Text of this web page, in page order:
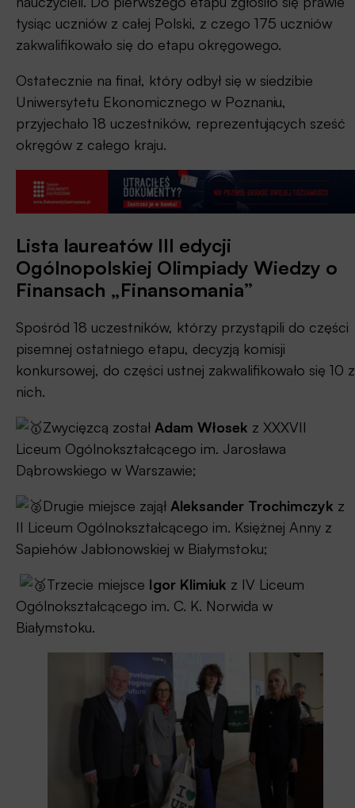
tysiąc uczniów z całej Polski, z czego 175 uczniów
zakwalifikowało się do etapu okręgowego.
Ostatecznie na finał, który odbył się w siedzibie
Uniwersytetu Ekonomicznego w Poznaniu,
przyjechało 18 uczestników, reprezentujących sześć
okręgów z całego kraju.
Lista laureatów III edycji
Ogólnopolskiej Olimpiady Wiedzy o
Finansach „Finansomania”
Spośród 18 uczestników, którzy przystąpili do części
pisemnej ostatniego etapu, decyzją komisji
konkursowej, do części ustnej zakwalifikowało się 10 z
nich.
Zwycięzcą został Adam Włosek z XXXVII
Liceum Ogólnokształcącego im. Jarosława
Dąbrowskiego w Warszawie;
Drugie miejsce zajął Aleksander Trochimczyk z
II Liceum Ogólnokształcącego im. Księżnej Anny z
Sapiehów Jabłonowskiej w Białymstoku;
Trzecie miejsce Igor Klimiuk z IV Liceum
Ogólnokształcącego im. C. K. Norwida w
Białymstoku.